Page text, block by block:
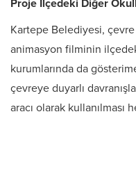
Proje İlçedeki Diğer
Kartepe Belediyesi, çevre
animasyon filminin
kurumlarında da
çevreye duyarlı
aracı olarak kullanılması